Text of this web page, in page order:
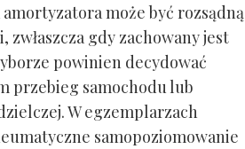
amortyzatora może być rozsądną
gdy zachowany jest
powinien decydować
przebieg samochodu lub
W egzemplarzach
samopoziomowanie